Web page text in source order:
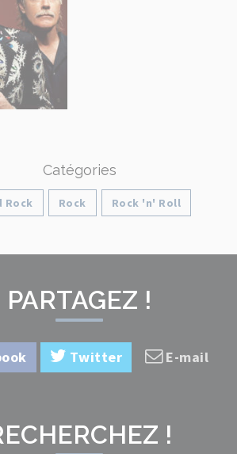
Catégories
Rock Rock Rock 'n' Roll
PARTAGEZ !
Twitter E-mail
!